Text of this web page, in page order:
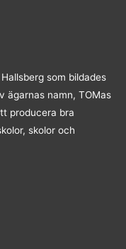
som bildades
ägarnas namn, TOMas
producera bra
skolor och